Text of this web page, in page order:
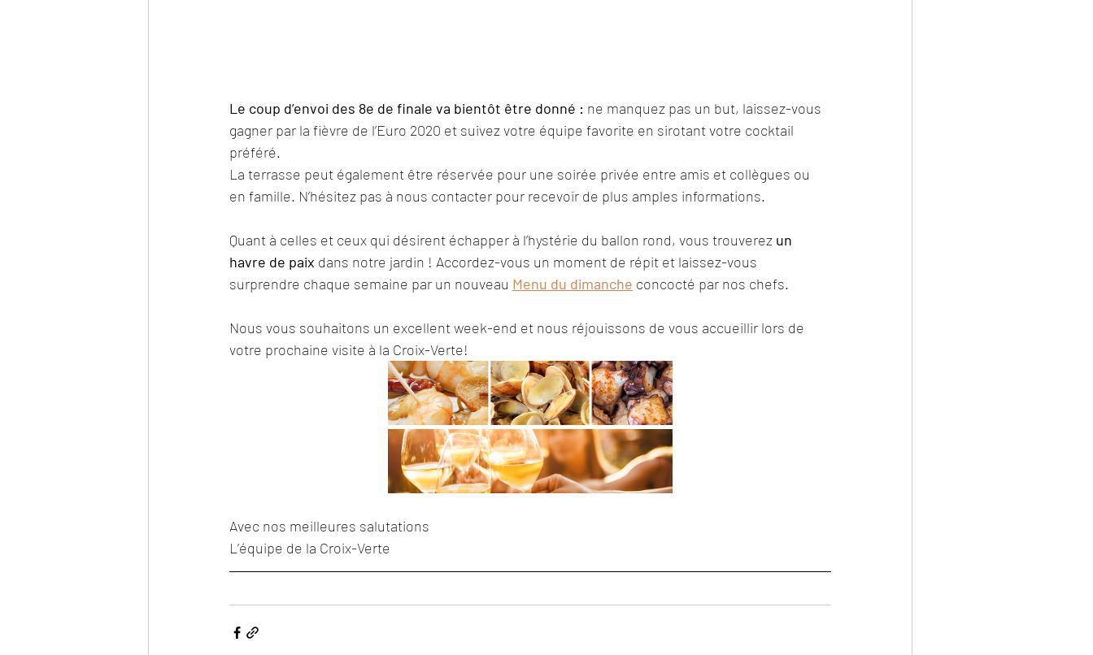
Le coup d’envoi des 8e de finale va bientôt être donné : ne manquez pas un but, laissez-vous
gagner par la fièvre de l’Euro 2020 et suivez votre équipe favorite en sirotant votre cocktail
préféré.
La terrasse peut également être réservée pour une soirée privée entre amis et collègues ou
en famille. N’hésitez pas à nous contacter pour recevoir de plus amples informations.
Quant à celles et ceux qui désirent échapper à l’hystérie du ballon rond, vous trouverez un
havre de paix dans notre jardin ! Accordez-vous un moment de répit et laissez-vous
surprendre chaque semaine par un nouveau Menu du dimanche concocté par nos chefs.
Nous vous souhaitons un excellent week-end et nous réjouissons de vous accueillir lors de
votre prochaine visite à la Croix-Verte!
Avec nos meilleures salutations
L’équipe de la Croix-Verte